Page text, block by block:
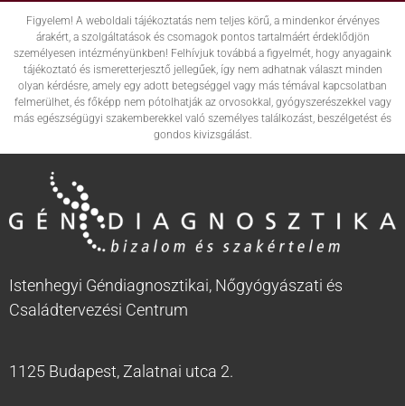
Figyelem! A weboldali tájékoztatás nem teljes körű, a mindenkor érvényes
árakért, a szolgáltatások és csomagok pontos tartalmáért érdeklődjön
személyesen intézményünkben! Felhívjuk továbbá a figyelmét, hogy anyagaink
tájékoztató és ismeretterjesztő jellegűek, így nem adhatnak választ minden
olyan kérdésre, amely egy adott betegséggel vagy más témával kapcsolatban
felmerülhet, és főképp nem pótolhatják az orvosokkal, gyógyszerészekkel vagy
más egészségügyi szakemberekkel való személyes találkozást, beszélgetést és
gondos kivizsgálást.
Istenhegyi Géndiagnosztikai, Nőgyógyászati és
Családtervezési Centrum
1125 Budapest, Zalatnai utca 2.